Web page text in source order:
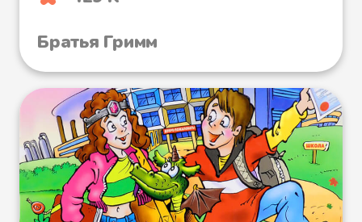
Братья Гримм